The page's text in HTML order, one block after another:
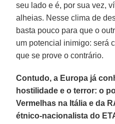
seu lado e é, por sua vez,
alheias. Nesse clima de
basta pouco para que o
um potencial inimigo: será
que se prove o contrário.
Contudo, a Europa já
hostilidade e o terror: o
Vermelhas na Itália e da
étnico-nacionalista do